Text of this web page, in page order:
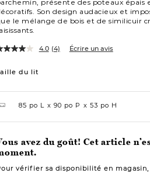
Son design audacieux et
le mélange de bois et de similicuir
4.0 (4) Écrire un avis
du lit
85 po L 90 po P 53 po H
avez du goût! Cet article
vérifier sa disponibilité en